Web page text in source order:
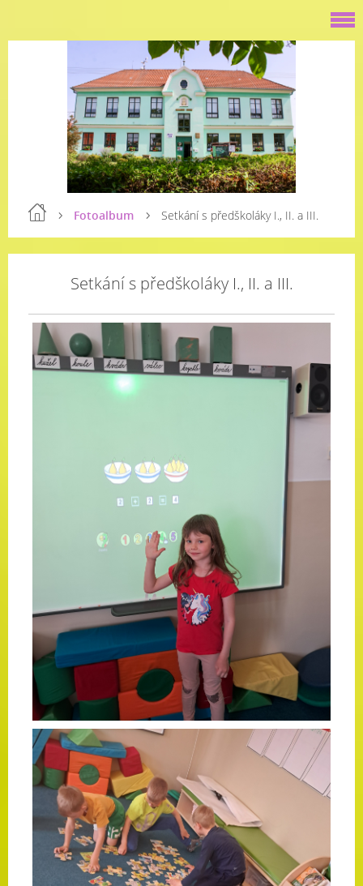
Fotoalbum Setkání s předškoláky I., II. a III.
Setkání s předškoláky I., II. a III.